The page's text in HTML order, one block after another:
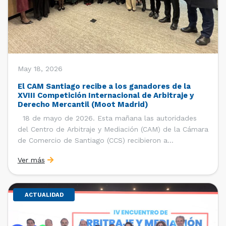
May 18, 2026
El CAM Santiago recibe a los ganadores de la
XVIII Competición Internacional de Arbitraje y
Derecho Mercantil (Moot Madrid)
18 de mayo de 2026. Esta mañana las autoridades
del Centro de Arbitraje y Mediación (CAM) de la Cámara
de Comercio de Santiago (CCS) recibieron a
Facultad de Derecho de la Universidad de Chile que se
consagró como ganador de la […]
Ver más
ACTUALIDAD